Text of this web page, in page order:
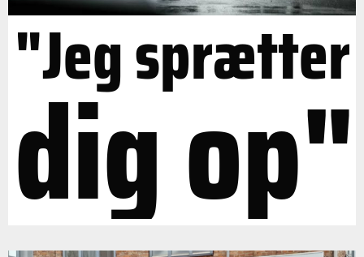
"Jeg sprætter
dig op"